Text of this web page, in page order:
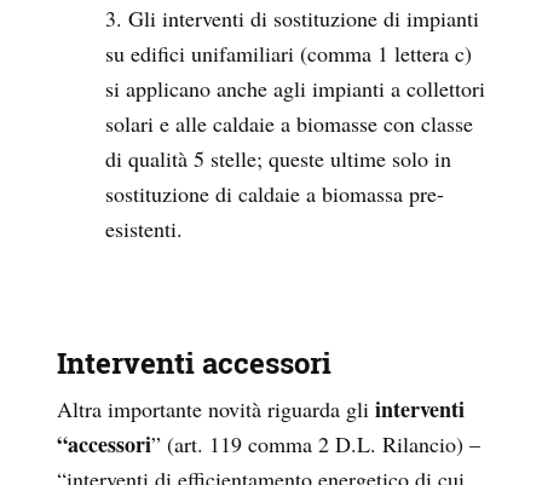
Gli interventi di sostituzione di impianti
su edifici unifamiliari (comma 1 lettera c)
si applicano anche agli impianti a collettori
solari e alle caldaie a biomasse con classe
di qualità 5 stelle; queste ultime solo in
sostituzione di caldaie a biomassa pre-
esistenti.
Interventi accessori
Altra importante novità riguarda gli interventi
“accessori” (art. 119 comma 2 D.L. Rilancio) –